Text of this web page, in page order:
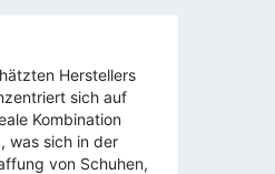
Herstellers
sich auf
Kombination
was sich in der
von Schuhen,